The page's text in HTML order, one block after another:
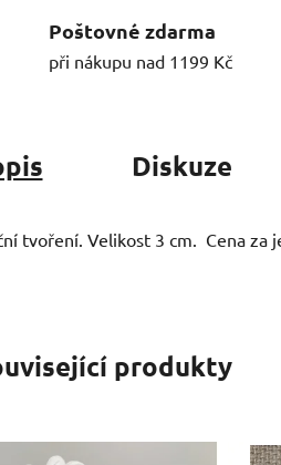
Poštovné zdarma
při nákupu nad 1199 Kč
Diskuze
tvoření. Velikost 3 cm. Cena za
produkty